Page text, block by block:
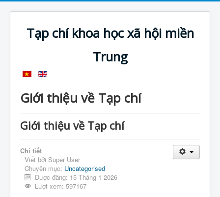
Tạp chí khoa học xã hội miền
Trung
Giới thiệu về Tạp chí
Giới thiệu về Tạp chí
Chi tiết
Viết bởi Super User
Chuyên mục: Uncategorised
Được đăng: 15 Tháng 1 2026
Lượt xem: 597167